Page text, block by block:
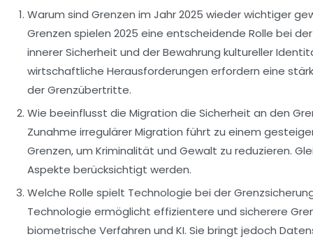
Warum sind Grenzen im Jahr 2025 wieder wichtiger
Grenzen spielen 2025 eine entscheidende Rolle bei
innerer Sicherheit und der Bewahrung kultureller
wirtschaftliche Herausforderungen erfordern eine
der Grenzübertritte.
Wie beeinflusst die Migration die Sicherheit an den
Zunahme irregulärer Migration führt zu einem
Grenzen, um Kriminalität und Gewalt zu reduzieren.
Aspekte berücksichtigt werden.
Welche Rolle spielt Technologie bei der
Technologie ermöglicht effizientere und sicherere
biometrische Verfahren und KI. Sie bringt jedoch